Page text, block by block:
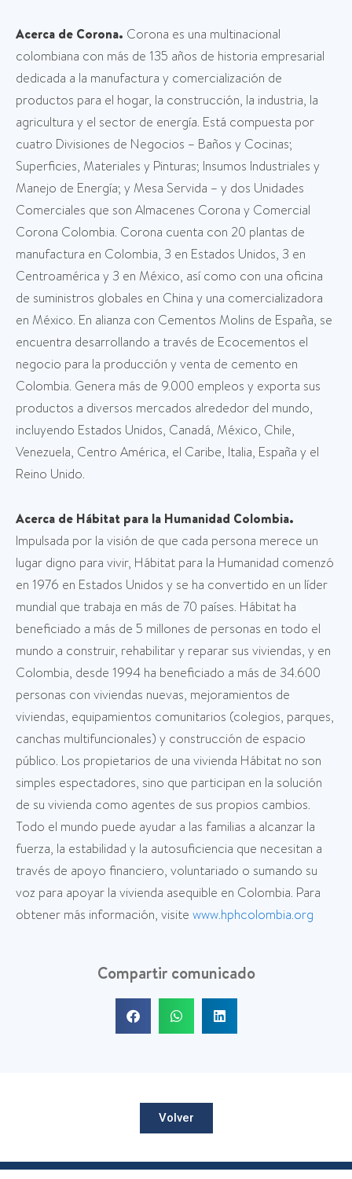
Acerca de Corona. Corona es una multinacional
colombiana con más de 135 años de historia empresarial
dedicada a la manufactura y comercialización de
productos para el hogar, la construcción, la industria, la
agricultura y el sector de energía. Está compuesta por
cuatro Divisiones de Negocios – Baños y Cocinas;
Superficies, Materiales y Pinturas; Insumos Industriales y
Manejo de Energía; y Mesa Servida – y dos Unidades
Comerciales que son Almacenes Corona y Comercial
Corona Colombia. Corona cuenta con 20 plantas de
manufactura en Colombia, 3 en Estados Unidos, 3 en
Centroamérica y 3 en México, así como con una oficina
de suministros globales en China y una comercializadora
en México. En alianza con Cementos Molins de España, se
encuentra desarrollando a través de Ecocementos el
negocio para la producción y venta de cemento en
Colombia. Genera más de 9.000 empleos y exporta sus
productos a diversos mercados alrededor del mundo,
incluyendo Estados Unidos, Canadá, México, Chile,
Venezuela, Centro América, el Caribe, Italia, España y el
Reino Unido.
Acerca de Hábitat para la Humanidad Colombia.
Impulsada por la visión de que cada persona merece un
lugar digno para vivir, Hábitat para la Humanidad comenzó
en 1976 en Estados Unidos y se ha convertido en un líder
mundial que trabaja en más de 70 países. Hábitat ha
beneficiado a más de 5 millones de personas en todo el
mundo a construir, rehabilitar y reparar sus viviendas, y en
Colombia, desde 1994 ha beneficiado a más de 34.600
personas con viviendas nuevas, mejoramientos de
viviendas, equipamientos comunitarios (colegios, parques,
canchas multifuncionales) y construcción de espacio
público. Los propietarios de una vivienda Hábitat no son
simples espectadores, sino que participan en la solución
de su vivienda como agentes de sus propios cambios.
Todo el mundo puede ayudar a las familias a alcanzar la
fuerza, la estabilidad y la autosuficiencia que necesitan a
través de apoyo financiero, voluntariado o sumando su
voz para apoyar la vivienda asequible en Colombia. Para
obtener más información, visite www.hphcolombia.org
Compartir comunicado
Volver